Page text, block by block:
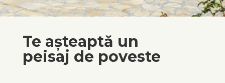
Te așteaptă un
peisaj de poveste